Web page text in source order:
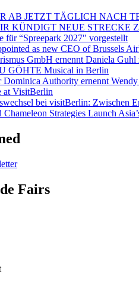
AB JETZT TÄGLICH NACH
KÜNDIGT NEUE STRECKE
für “Spreepark 2027″ vorgestellt
as new CEO of Brussels
GmbH ernennt Daniela
GÖHTE Musical in Berlin
Dominica Authority ernennt
at VisitBerlin
bei visitBerlin: Zwischen
Chameleon Strategies Launch
Fairs